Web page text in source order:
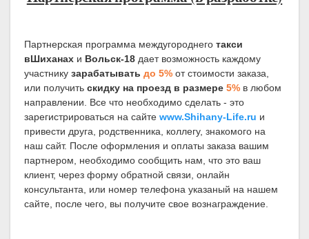
Партнерская программа междугороднего такси
вШиханах и Вольск-18 дает возможность каждому
участнику зарабатывать до 5% от стоимости заказа,
или получить скидку на проезд в размере 5% в любом
направлении. Все что необходимо сделать - это
зарегистрироваться на сайте www.Shihany-Life.ru и
привести друга, родственника, коллегу, знакомого на
наш сайт. После оформления и оплаты заказа вашим
партнером, необходимо сообщить нам, что это ваш
клиент, через форму обратной связи, онлайн
консультанта, или номер телефона указаный на нашем
сайте, после чего, вы получите свое вознаграждение.